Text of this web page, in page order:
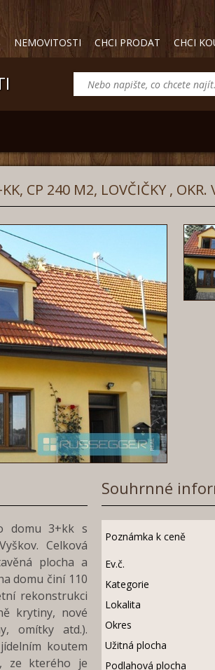
NEMOVITOSTI CHCI PRODAT CHCI
CP 240 M2, LOVČIČKY , OKR.
domu 3+kk s
Celková
plocha a
domu činí 110
rekonstrukci
krytiny, nové
omítky atd.).
koutem
ze kterého je
Souhrnné
Poznámka k ceně
Ev.č.
Kategorie
Lokalita
Okres
Užitná plocha
Podlahová plocha